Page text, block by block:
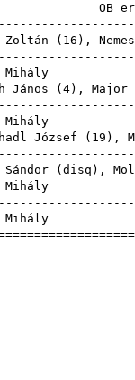
Zoltán ( 16 ),
János ( 4), Major
József ( 19 ),
( disq ),